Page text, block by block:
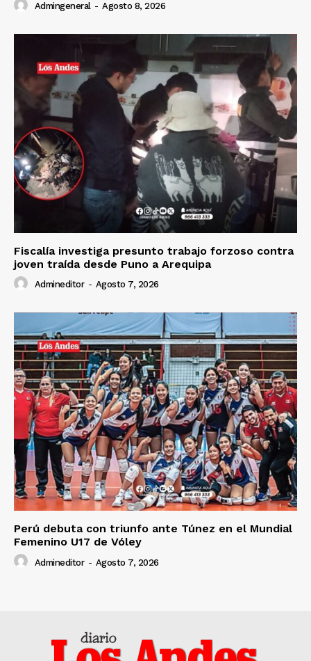
Admingeneral - Agosto 8, 2026
Fiscalía investiga presunto trabajo forzoso contra
joven traída desde Puno a Arequipa
Admineditor - Agosto 7, 2026
Perú debuta con triunfo ante Túnez en el Mundial
Femenino U17 de Vóley
Admineditor - Agosto 7, 2026